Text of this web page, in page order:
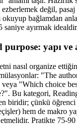
ezberlemek değil,
bağlamdan
saniye ayırmak
yapı ve
nasıl organize
"The
"Which choice
Bu kategori,
biridir; çünkü
hem de makro
Pratikte 75-90